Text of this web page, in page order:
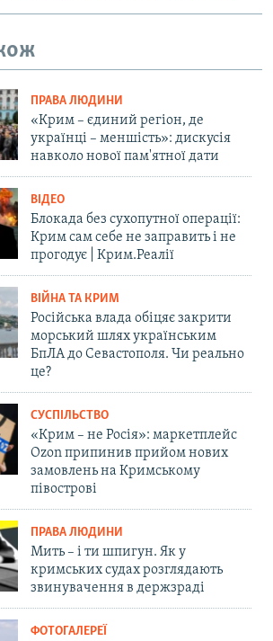
ПРАВА ЛЮДИНИ
«Крим – єдиний регіон, де
українці – меншість»: дискусія
навколо нової пам'ятної дати
ВІДЕО
Блокада без сухопутної операції:
Крим сам себе не заправить і не
прогодує | Крим.Реалії
ВІЙНА ТА КРИМ
Російська влада обіцяє закрити
морський шлях українським
БпЛА до Севастополя. Чи реально
це?
СУСПІЛЬСТВО
«Крим – не Росія»: маркетплейс
Ozon припинив прийом нових
замовлень на Кримському
півострові
ПРАВА ЛЮДИНИ
Мить – і ти шпигун. Як у
кримських судах розглядають
звинувачення в держзраді
ФОТОГАЛЕРЕЇ